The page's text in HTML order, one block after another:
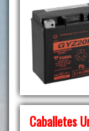
Caballetes